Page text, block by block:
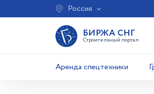
Россия
БИРЖА СНГ
Строительный портал
Аренда спецтехники